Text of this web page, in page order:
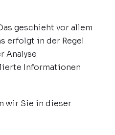
geschieht vor allem
erfolgt in der Regel
Analyse
Informationen
wir Sie in dieser